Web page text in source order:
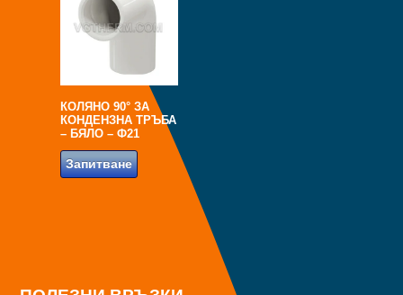
КОЛЯНО 90° ЗА
КОНДЕНЗНА ТРЪБА
– БЯЛО – Ф21
Запитване